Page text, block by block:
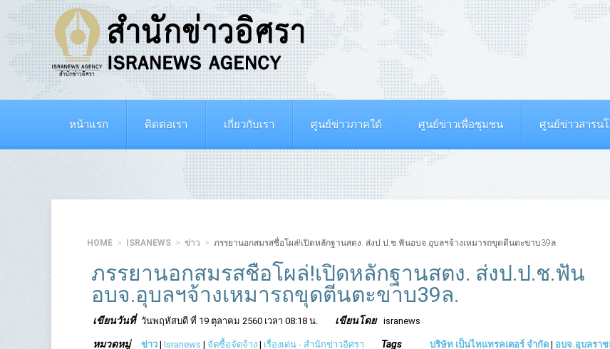
หน้าแรก ติดต่อเรา เกี่ยวกับเรา ศูนย์ข่าวภาคใต้ ศูนย์ข่าวเพื่อชุมชน ศูนย์ข่าวสารน
HOME ISRANEWS ข่าว ภรรยานอกสมรสชื่อโผล่!เปิดหลักฐานสตง. ส่งป.ป.ช.ฟันอบจ.อุบลฯจ้างเหมารถขุดตีนตะขาบ39ล.
ภรรยานอกสมรสชื่อโผล่!เปิดหลักฐานสตง. ส่งป.ป.ช.ฟัน
อบจ.อุบลฯจ้างเหมารถขุดตีนตะขาบ39ล.
เขียนวันที่ วันพฤหัสบดี ที่ 19 ตุลาคม 2560 เวลา 08:18 น. เขียนโดย isranews
หมวดหมู่ ข่าว | Isranews | จัดซื้อจัดจ้าง | เรื่องเด่น - สำนักข่าวอิศรา Tags บริษัท เป็นไทแทรคเตอร์ จำกัด| อบจ.อุบลรา